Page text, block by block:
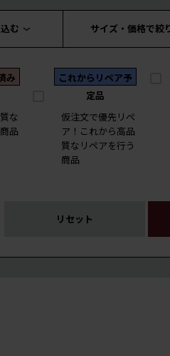
む サイズ・価格で絞
み
な
品
これからリペア予
定品
仮注文で優先リペ
ア！これから高品
質なリペアを行う
商品
リセット